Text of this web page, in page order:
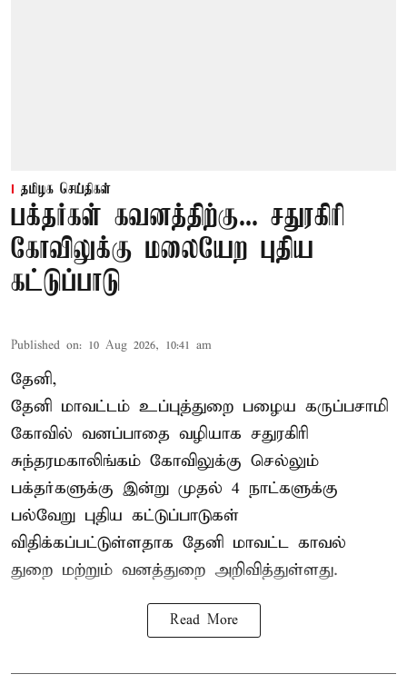
தமிழக செய்திகள்
பக்தர்கள் கவனத்திற்கு... சதுரகிரி
கோவிலுக்கு மலையேற புதிய
கட்டுப்பாடு
Published on: 10 Aug 2026, 10:41 am
தேனி,
தேனி மாவட்டம் உப்புத்துறை பழைய கருப்பசாமி
கோவில் வனப்பாதை வழியாக சதுரகிரி
சுந்தரமகாலிங்கம் கோவிலுக்கு செல்லும்
பக்தர்களுக்கு இன்று முதல் 4 நாட்களுக்கு
பல்வேறு புதிய கட்டுப்பாடுகள்
விதிக்கப்பட்டுள்ளதாக தேனி மாவட்ட காவல்
துறை மற்றும் வனத்துறை அறிவித்துள்ளது.
Read More